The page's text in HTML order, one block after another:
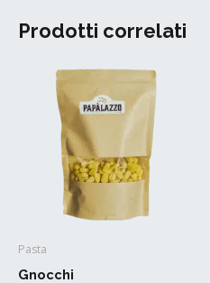
Prodotti correlati
Pasta
Gnocchi